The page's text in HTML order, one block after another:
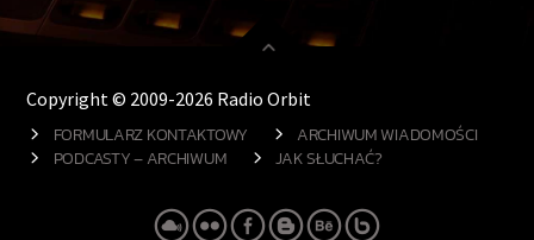
Copyright © 2009-2026 Radio Orbit
FORMULARZ KONTAKTOWY
ARCHIWUM WIADOMOŚCI
PODCASTY – ARCHIWUM
JAK SŁUCHAĆ?